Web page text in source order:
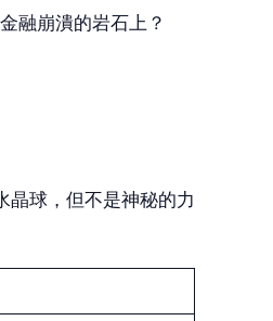
融崩潰的岩石上？
晶球，但不是神秘的力